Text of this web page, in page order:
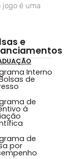
jogo é uma
e
Interno
de
de
à
de
por